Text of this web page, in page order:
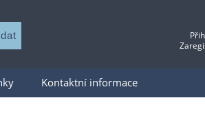
Kontaktní informace